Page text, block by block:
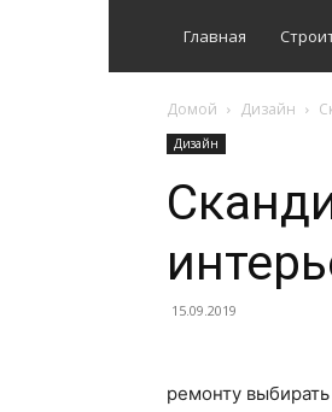
Главная
Домой Дизайн
Дизайн
15.09.2019
ремонту